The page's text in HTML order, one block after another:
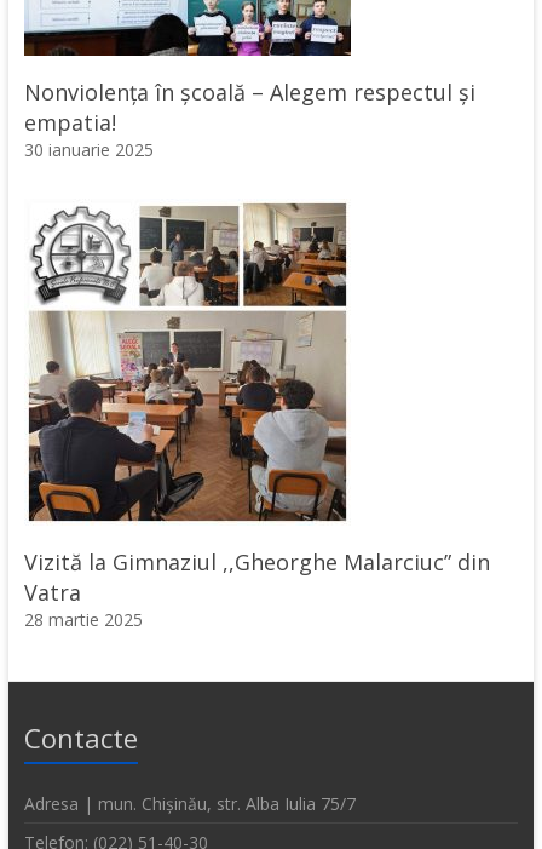
Nonviolența în școală – Alegem respectul și
empatia!
30 ianuarie 2025
Vizită la Gimnaziul ,,Gheorghe Malarciuc” din
Vatra
28 martie 2025
Contacte
Adresa | mun. Chișinău, str. Alba Iulia 75/7
Telefon: (022) 51-40-30